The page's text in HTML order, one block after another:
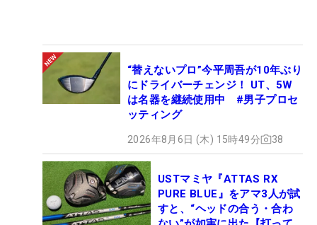
“替えないプロ”今平周吾が10年ぶり
にドライバーチェンジ！ UT、5W
は名器を継続使用中 #男子プロセ
ッティング
2026年8月6日 (木) 15時49分 38
USTマミヤ『ATTAS RX
PURE BLUE』をアマ3人が試
すと、“ヘッドの合う・合わ